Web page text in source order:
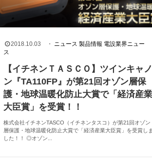
2018.10.03 ・ ニュース 製品情報 電設業界ニュー
ス
【イチネンＴＡＳＣＯ】ツインキャノ
ン『TA110FP』が第21回オゾン層保
護・地球温暖化防止大賞で「経済産業
大臣賞」を受賞！！
株式会社イチネンTASCO（イチネンタスコ）が第21回オゾン
層保護・地球温暖化防止大賞で「経済産業大臣賞」を受賞しま
した！！ ◎オゾン...